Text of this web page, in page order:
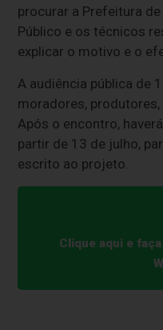
procurar a Prefeitura
Público e os técnicos
explicar o motivo e o
A audiência pública de
moradores,
Após o encontro,
partir de 13 de julho,
escrito ao projeto.
Clique aqui e